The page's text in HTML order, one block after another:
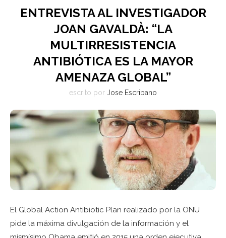
ENTREVISTA AL INVESTIGADOR
JOAN GAVALDÀ: “LA
MULTIRRESISTENCIA
ANTIBIÓTICA ES LA MAYOR
AMENAZA GLOBAL”
escrito por Jose Escribano
El Global Action Antibiotic Plan realizado por la ONU
pide la máxima divulgación de la información y el